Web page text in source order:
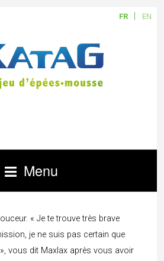
FR EN
Menu
« Je te trouve très brave
je ne suis pas certain que
vous dit Maxlax après vous avoir